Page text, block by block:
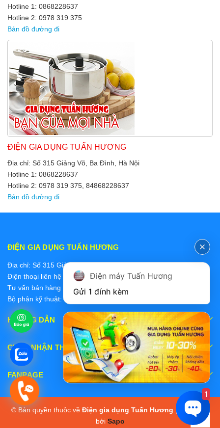
Hotline 1: 0868228637
Hotline 2: 0978 319 375
Bản đồ đường đi
ĐIỆN GIA DỤNG TUẤN HƯƠNG
Địa chỉ: Số 315 Giảng Võ, Ba Đình, Hà Nội
Hotline 1: 0868228637
Hotline 2: 0978 319 375, 84868228637
Bản đồ đường đi
ĐIỆN GIA DỤNG TUẤN HƯƠNG
Địa chỉ: Số 315 Giảng Võ, Ba Đình, Hà Nội
Điện thoại liên hệ các bộ phận:
Tư vấn bán hàng 2: 0868228637
Bộ phận kỹ thuật: 0978 319 375
HƯỚNG DẪN
CHẤP NHẬN THANH TOÁN
FANPAGE
© Bản quyền thuộc về Điện gia dụng Tuấn Hương | Cung cấp
bởi Sapo
Điện máy Tuấn Hương
Gửi 1 đính kèm
1